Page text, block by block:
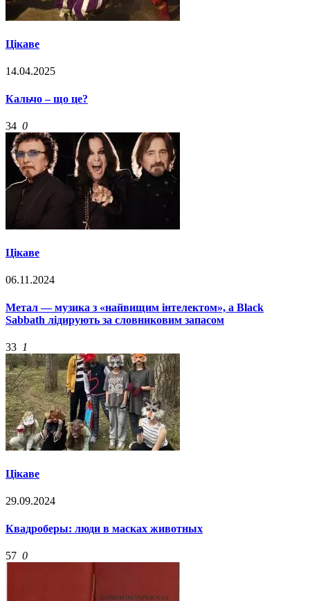
Цікаве
14.04.2025
Кальчо – що це?
34 0
Цікаве
06.11.2024
Метал — музика з «найвищим інтелектом», а Black
Sabbath лідирують за словниковим запасом
33 1
Цікаве
29.09.2024
Квадроберы: люди в масках животных
57 0